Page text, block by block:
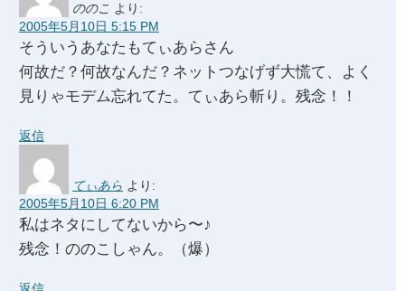
ののこ より:
2005年5月10日 5:15 PM
そういうあなたもてぃあらさん
何故だ？何故なんだ？ネットつなげず大慌て、よく
見りゃモデム忘れてた。てぃあら斬り。残念！！
返信
てぃあら より:
2005年5月10日 6:20 PM
私はネタにしてないから〜♪
残念！ののこしゃん。（爆）